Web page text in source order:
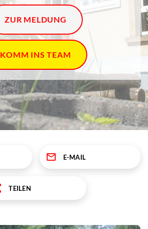
ZUR MELDUNG
KOMM INS TEAM
E-MAIL
TEILEN